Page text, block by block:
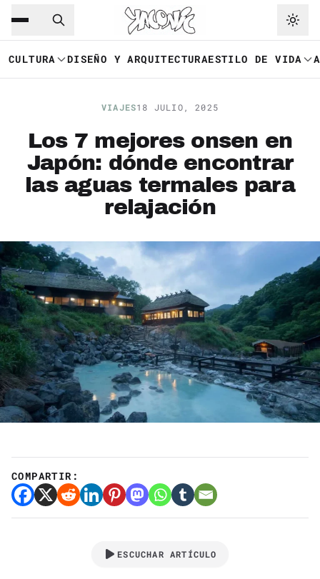
Saltar al contenido principal
CULTURA DISEÑO Y ARQUITECTURAESTILO DE VIDA
VIAJES18 JULIO, 2025
Los 7 mejores onsen en
Japón: dónde encontrar
las aguas termales para
relajación
COMPARTIR:
ESCUCHAR ARTÍCULO